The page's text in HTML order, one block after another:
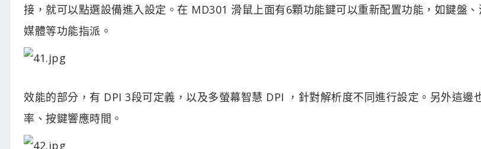
接，就可以點選設備進入設定。在 MD301 滑鼠上面有6顆功能鍵可以重新配置功能，如鍵盤
媒體等功能指派。
效能的部分，有 DPI 3段可定義，以及多螢幕智慧 DPI ，針對解析度不同進行設定。另外這邊
率、按鍵響應時間。